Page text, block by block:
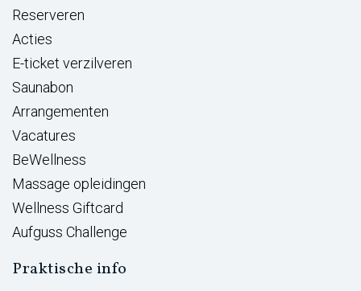
Reserveren
Acties
E-ticket verzilveren
Saunabon
Arrangementen
Vacatures
BeWellness
Massage opleidingen
Wellness Giftcard
Aufguss Challenge
Praktische info